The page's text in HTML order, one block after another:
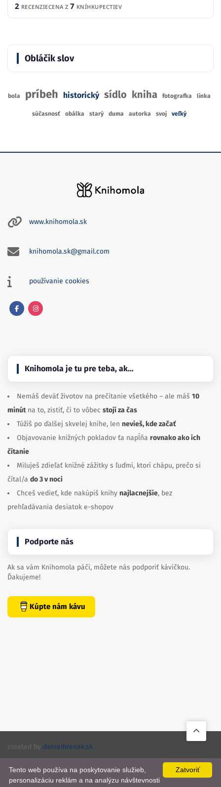
2 RECENZIECENA Z 7 KNÍHKUPECTIEV
Obláčik slov
bola príbeh historický sídlo kniha fotografka linka
súčasnosť obálka starý duma autorka svoj veľký
www.knihomola.sk
knihomola.sk@gmail.com
používanie cookies
Knihomola je tu pre teba, ak…
Nemáš deväť životov na prečítanie všetkého – ale máš 10
minútna to, zistiť, či to vôbec stojí za čas
Túžiš po ďalšej skvelej knihe, len nevieš, kde začať
Objavovanie knižných pokladov ťa napĺňa rovnako ako ich
čítanie
Miluješ zdieľať knižné zážitky s ľuďmi, ktorí chápu, prečo si
čítal/a do 3 v noci
Chceš vedieť, kde nakúpiš knihy najlacnejšie, bez
prehľadávania desiatok e-shopov
Podporte nás
Ak sa vám Knihomola páči, môžete nás podporiť kávičkou.
Ďakujeme!
Kúpte nám kávu
na
created by danielhrenak.sk
Zatvoriť
Tento web používa na poskytovanie služieb,
personalizáciu reklám a na analýzu návštevnosti